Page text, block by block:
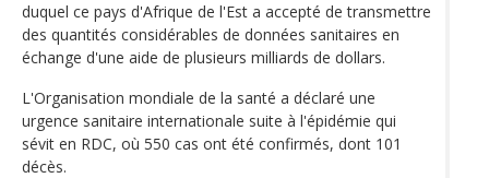
duquel ce pays d'Afrique de l'Est a accepté de transmettre
des quantités considérables de données sanitaires en
échange d'une aide de plusieurs milliards de dollars.
L'Organisation mondiale de la santé a déclaré une
urgence sanitaire internationale suite à l'épidémie qui
sévit en RDC, où 550 cas ont été confirmés, dont 101
décès.